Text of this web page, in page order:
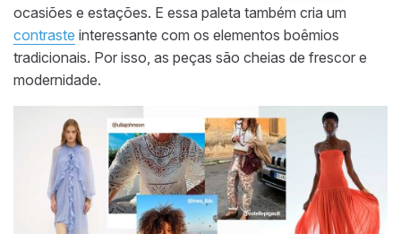
ocasiões e estações. E essa paleta também cria um
contraste interessante com os elementos boêmios
tradicionais. Por isso, as peças são cheias de frescor e
modernidade.